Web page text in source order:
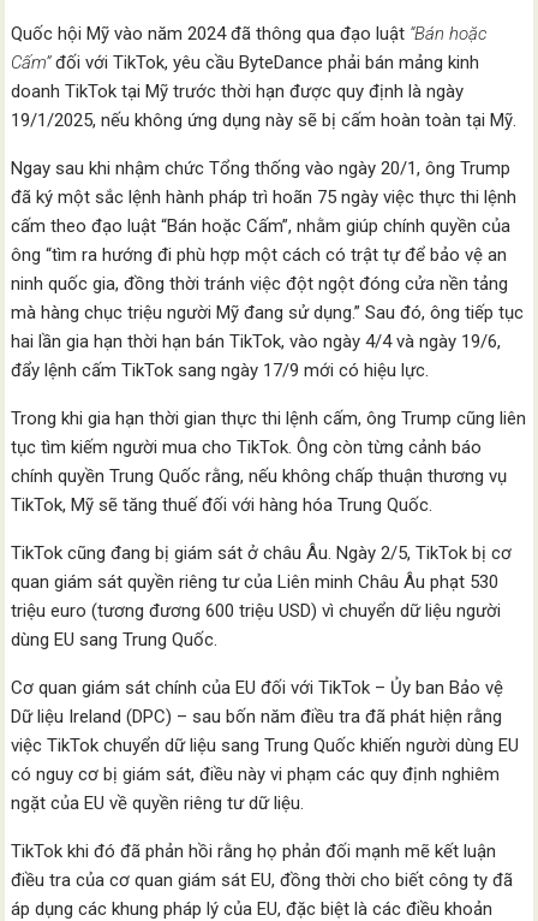
Quốc hội Mỹ vào năm 2024 đã thông qua đạo luật “Bán hoặc
Cấm”đối với TikTok, yêu cầu ByteDance phải bán mảng kinh
doanh TikTok tại Mỹ trước thời hạn được quy định là ngày
19/1/2025, nếu không ứng dụng này sẽ bị cấm hoàn toàn tại Mỹ.
Ngay sau khi nhậm chức Tổng thống vào ngày 20/1, ông Trump
đã ký một sắc lệnh hành pháp trì hoãn 75 ngày việc thực thi lệnh
cấm theo đạo luật “Bán hoặc Cấm”, nhằm giúp chính quyền của
ông “tìm ra hướng đi phù hợp một cách có trật tự để bảo vệ an
ninh quốc gia, đồng thời tránh việc đột ngột đóng cửa nền tảng
mà hàng chục triệu người Mỹ đang sử dụng.” Sau đó, ông tiếp tục
hai lần gia hạn thời hạn bán TikTok, vào ngày 4/4 và ngày 19/6,
đẩy lệnh cấm TikTok sang ngày 17/9 mới có hiệu lực.
Trong khi gia hạn thời gian thực thi lệnh cấm, ông Trump cũng liên
tục tìm kiếm người mua cho TikTok. Ông còn từng cảnh báo
chính quyền Trung Quốc rằng, nếu không chấp thuận thương vụ
TikTok, Mỹ sẽ tăng thuế đối với hàng hóa Trung Quốc.
TikTok cũng đang bị giám sát ở châu Âu. Ngày 2/5, TikTok bị cơ
quan giám sát quyền riêng tư của Liên minh Châu Âu phạt 530
triệu euro (tương đương 600 triệu USD) vì chuyển dữ liệu người
dùng EU sang Trung Quốc.
Cơ quan giám sát chính của EU đối với TikTok – Ủy ban Bảo vệ
Dữ liệu Ireland (DPC) – sau bốn năm điều tra đã phát hiện rằng
việc TikTok chuyển dữ liệu sang Trung Quốc khiến người dùng EU
có nguy cơ bị giám sát, điều này vi phạm các quy định nghiêm
ngặt của EU về quyền riêng tư dữ liệu.
TikTok khi đó đã phản hồi rằng họ phản đối mạnh mẽ kết luận
điều tra của cơ quan giám sát EU, đồng thời cho biết công ty đã
áp dụng các khung pháp lý của EU, đặc biệt là các điều khoản